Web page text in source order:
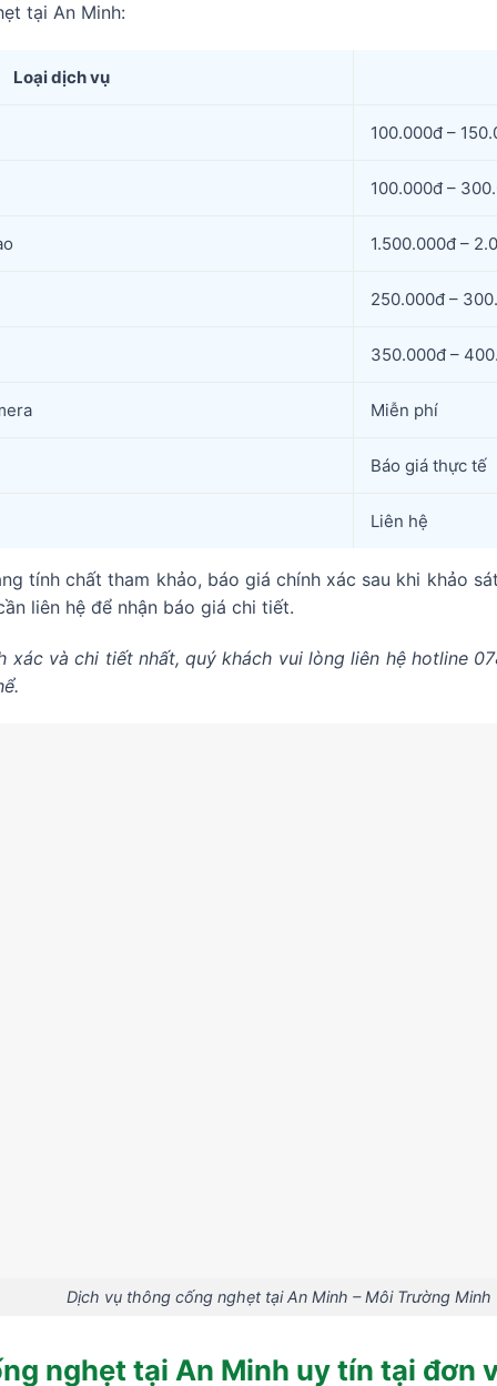
tại An Minh:
Loại dịch vụ
100.000đ –
100.000đ –
1.500.000đ –
250.000đ –
350.000đ –
Miễn phí
Báo giá thực tế
Liên hệ
tính chất tham khảo, báo giá chính xác sau khi khảo
liên hệ để nhận báo giá chi tiết.
xác và chi tiết nhất, quý khách vui lòng liên hệ hotline
Dịch vụ thông cống nghẹt tại An Minh – Môi Trường Minh
nghẹt tại An Minh uy tín tại đơn